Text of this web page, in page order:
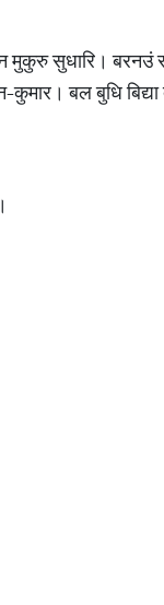
मुकुरु सुधारि। बरनउं
कुमार। बल बुधि